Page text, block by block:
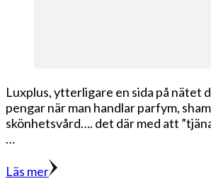
Luxplus, ytterligare en sida på nätet
pengar när man handlar parfym,
skönhetsvård…. det där med att
…
Läs mer